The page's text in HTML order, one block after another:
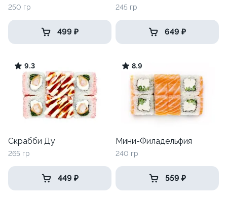
250 гр
499 ₽
245 гр
649 ₽
9.3
Скрабби Ду
265 гр
449 ₽
8.9
Мини-Филадельфия
240 гр
559 ₽